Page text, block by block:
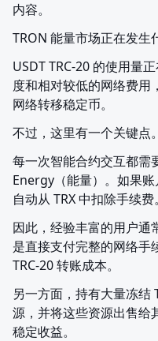
内容。
TRON 能量市场正在发生
USDT TRC-20 的使用量
度和相对较低的网络费用
网络转移稳定币。
不过，这里有一个关键点。
每一次智能合约交互都
Energy（能量）。如果
自动从 TRX 中扣除手续费。
因此，经验丰富的用户通
是直接支付完整的网络手
TRC-20 转账成本。
另一方面，持有大量冻结
源，并将这些资源出售给
稳定收益。